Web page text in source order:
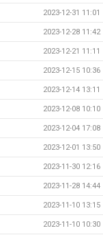
2023-12-31 11:01
2023-12-28 11:42
2023-12-21 11:11
2023-12-15 10:36
2023-12-14 13:11
2023-12-08 10:10
2023-12-04 17:08
2023-12-01 13:50
2023-11-30 12:16
2023-11-28 14:44
2023-11-10 13:15
2023-11-10 10:30